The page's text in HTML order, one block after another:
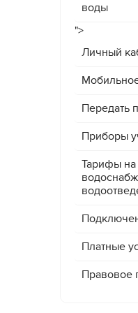
воды
">
Личный
Передать
Приборы
Тарифы на
Платные
Правовое